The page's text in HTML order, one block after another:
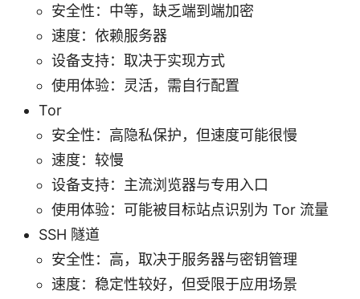
安全性：中等，缺乏端到端加密
速度：依赖服务器
设备支持：取决于实现方式
使用体验：灵活，需自行配置
Tor
安全性：高隐私保护，但速度可能很慢
速度：较慢
设备支持：主流浏览器与专用入口
使用体验：可能被目标站点识别为 Tor 流量
SSH 隧道
安全性：高，取决于服务器与密钥管理
速度：稳定性较好，但受限于应用场景